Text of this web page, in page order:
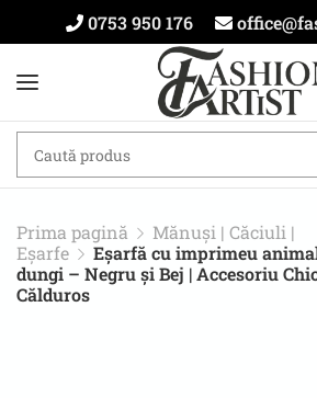
0753 950 176
Prima pagină
Mănuși | Căciuli |
Eșarfe
Eșarfă cu imprimeu
dungi – Negru și Bej | Accesoriu
Călduros